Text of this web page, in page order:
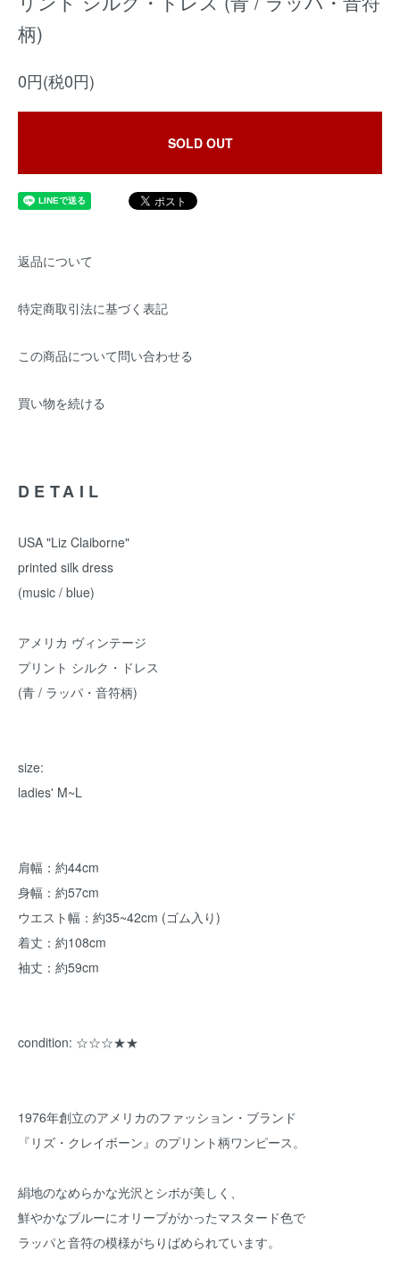
柄)
0円(税0円)
SOLD OUT
返品について
特定商取引法に基づく表記
この商品について問い合わせる
買い物を続ける
DETAIL
USA "Liz Claiborne"
printed silk dress
(music / blue)
アメリカ ヴィンテージ
プリント シルク・ドレス
(青 / ラッパ・音符柄)
size:
ladies' M~L
肩幅：約44cm
身幅：約57cm
ウエスト幅：約35~42cm (ゴム入り)
着丈：約108cm
袖丈：約59cm
condition: ☆☆☆★★
1976年創立のアメリカのファッション・ブランド
『リズ・クレイボーン』のプリント柄ワンピース。
絹地のなめらかな光沢とシボが美しく、
鮮やかなブルーにオリーブがかったマスタード色で
ラッパと音符の模様がちりばめられています。